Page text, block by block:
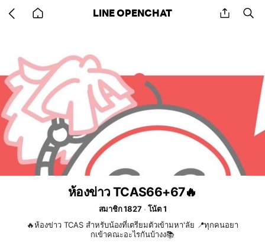
back LINE OPENCHAT share
ห้องข่าว TCAS66+67🔥
สมาชิก 1827
โน้ต 1
🔥ห้องข่าว TCAS สำหรับน้องที่เตรียมตัวเข้ามหา'ลัย 📍ทุกคนอยา
กเข้าคณะอะไรกันบ้างง📚